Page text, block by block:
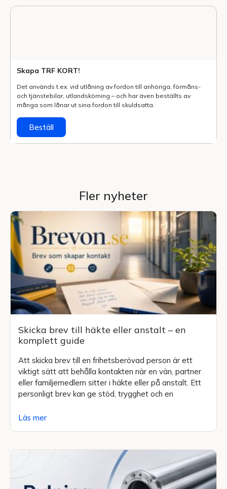
Skapa TRF KORT!
Det används t.ex. vid utlåning av fordon till anhöriga, förmåns-
och tjänstebilar, utlands­körning – och har även beställts av
många som lånar ut sina fordon till skuldsatta.
Beställ
Fler nyheter
Skicka brev till häkte eller anstalt – en
komplett guide
Att skicka brev till en frihetsberövad person är ett
viktigt sätt att behålla kontakten när en vän, partner
eller familjemedlem sitter i häkte eller på anstalt. Ett
personligt brev kan ge stöd, trygghet och en
Läs mer